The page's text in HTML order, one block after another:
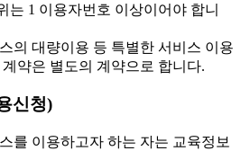
는 1 이용자번호 이상이어야 합니
의 대량이용 등 특별한 서비스 이용
계약은 별도의 계약으로 합니다.
신청)
를 이용하고자 하는 자는 교육정보